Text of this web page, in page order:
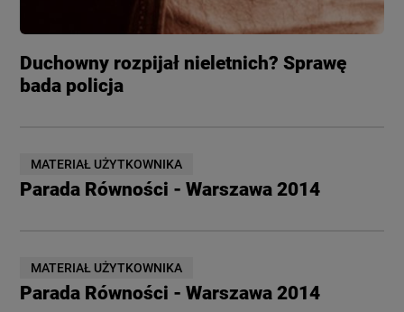
Duchowny rozpijał nieletnich? Sprawę
bada policja
MATERIAŁ UŻYTKOWNIKA
Parada Równości - Warszawa 2014
MATERIAŁ UŻYTKOWNIKA
Parada Równości - Warszawa 2014